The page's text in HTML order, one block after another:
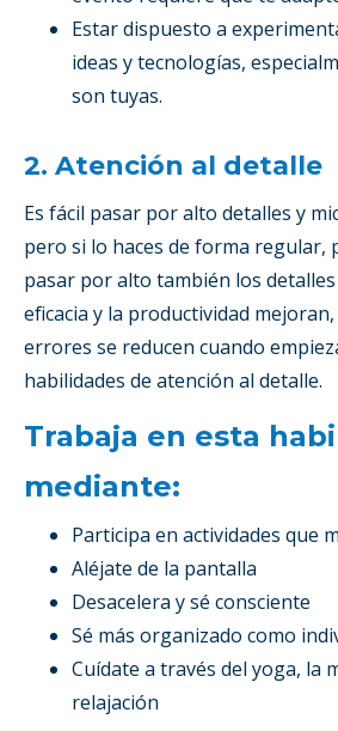
Estar dispuesto a
ideas y tecnologías,
son tuyas.
2. Atención al detalle
Es fácil pasar por alto detalles y
pero si lo haces de forma regular,
pasar por alto también los
eficacia y la productividad
errores se reducen cuando
habilidades de atención al detalle.
Trabaja en esta
mediante:
Participa en actividades que
Aléjate de la pantalla
Desacelera y sé consciente
Sé más organizado como
Cuídate a través del yoga, la
relajación